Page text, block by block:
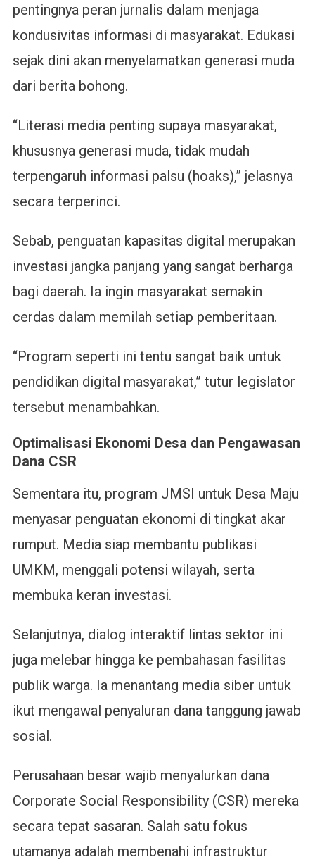
pentingnya peran jurnalis dalam menjaga
kondusivitas informasi di masyarakat. Edukasi
sejak dini akan menyelamatkan generasi muda
dari berita bohong.
“Literasi media penting supaya masyarakat,
khususnya generasi muda, tidak mudah
terpengaruh informasi palsu (hoaks),” jelasnya
secara terperinci.
Sebab, penguatan kapasitas digital merupakan
investasi jangka panjang yang sangat berharga
bagi daerah. Ia ingin masyarakat semakin
cerdas dalam memilah setiap pemberitaan.
“Program seperti ini tentu sangat baik untuk
pendidikan digital masyarakat,” tutur legislator
tersebut menambahkan.
Optimalisasi Ekonomi Desa dan Pengawasan
Dana CSR
Sementara itu, program JMSI untuk Desa Maju
menyasar penguatan ekonomi di tingkat akar
rumput. Media siap membantu publikasi
UMKM, menggali potensi wilayah, serta
membuka keran investasi.
Selanjutnya, dialog interaktif lintas sektor ini
juga melebar hingga ke pembahasan fasilitas
publik warga. Ia menantang media siber untuk
ikut mengawal penyaluran dana tanggung jawab
sosial.
Perusahaan besar wajib menyalurkan dana
Corporate Social Responsibility (CSR) mereka
secara tepat sasaran. Salah satu fokus
utamanya adalah membenahi infrastruktur